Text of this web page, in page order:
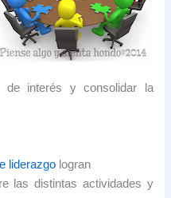
de interés y consolidar la
liderazgo logran
las distintas actividades y